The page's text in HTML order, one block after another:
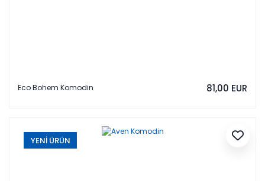
Eco Bohem Komodin 81,00 EUR
YENİ ÜRÜN